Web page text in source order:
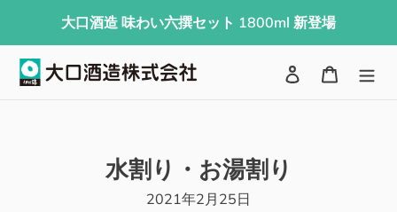
大口酒造 味わい六撰セット 1800ml 新登場
検索 ログイン
カート
水割り・お湯割り
2021年2月25日